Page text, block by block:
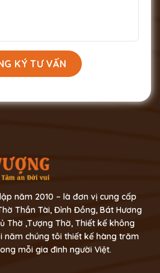
năm 2010 – là đơn vị cung cấp
Thần Tài, Đỉnh Đồng, Bát Hương
Thờ ,Tượng Thờ, Thiết kế không
năm chúng tôi thiết kế hàng trăm
mỗi gia đình người Việt.